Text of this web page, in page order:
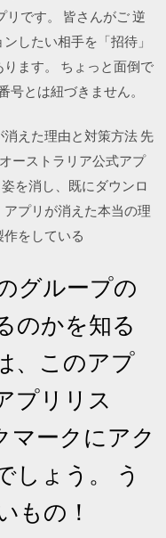
です。 皆さんがご 逆
したい相手を「招待」
ます。 ちょっと面倒で
号とは紐づきません。
えた理由と対策方法 先
ーストラリア公式アプ
を消し、既にダウンロ
プリが消えた本当の理
をしている
グループの
のかを知る
、このアプ
プリリス
マークにアク
しょう。 う
もの！